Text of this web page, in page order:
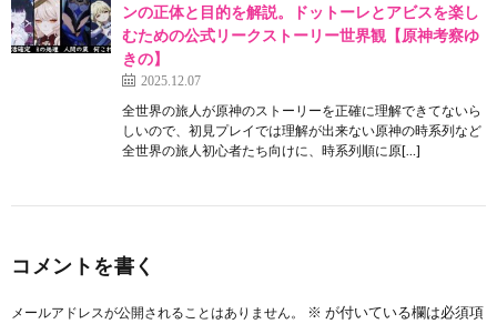
ンの正体と目的を解説。ドットーレとアビスを楽し
むための公式リークストーリー世界観【原神考察ゆ
きの】
2025.12.07
全世界の旅人が原神のストーリーを正確に理解できてないら
しいので、初見プレイでは理解が出来ない原神の時系列など
全世界の旅人初心者たち向けに、時系列順に原[…]
コメントを書く
メールアドレスが公開されることはありません。 ※ が付いている欄は必須項